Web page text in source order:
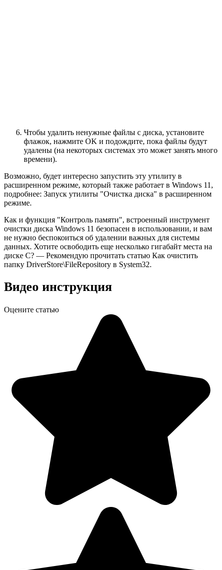
Чтобы удалить ненужные файлы с диска, установите
флажок, нажмите OK и подождите, пока файлы будут
удалены (на некоторых системах это может занять много
времени).
Возможно, будет интересно запустить эту утилиту в
расширенном режиме, который также работает в Windows 11,
подробнее: Запуск утилиты "Очистка диска" в расширенном
режиме.
Как и функция "Контроль памяти", встроенный инструмент
очистки диска Windows 11 безопасен в использовании, и вам
не нужно беспокоиться об удалении важных для системы
данных. Хотите освободить еще несколько гигабайт места на
диске C? — Рекомендую прочитать статью Как очистить
папку DriverStore\FileRepository в System32.
Видео инструкция
Оцените статью